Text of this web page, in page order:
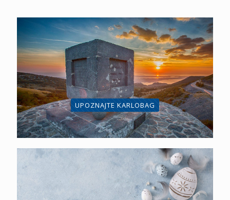
UPOZNAJTE KARLOBAG